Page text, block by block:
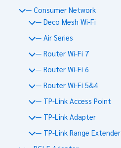
— Consumer Network
— Deco Mesh Wi-Fi
— Air Series
— Router Wi-Fi 7
— Router Wi-Fi 6
— Router Wi-Fi 5&4
— TP-Link Access Point
— TP-Link Adapter
— TP-Link Range Extender